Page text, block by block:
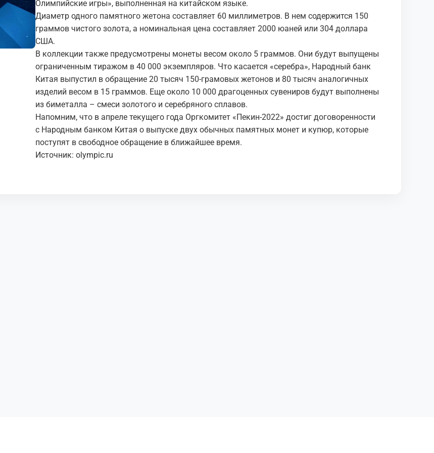
Олимпийские игры», выполненная на китайском языке.
Диаметр одного памятного жетона составляет 60 миллиметров. В нем содержится 150
граммов чистого золота, а номинальная цена составляет 2000 юаней или 304 доллара
США.
В коллекции также предусмотрены монеты весом около 5 граммов. Они будут выпущены
ограниченным тиражом в 40 000 экземпляров. Что касается «серебра», Народный банк
Китая выпустил в обращение 20 тысяч 150-грамовых жетонов и 80 тысяч аналогичных
изделий весом в 15 граммов. Еще около 10 000 драгоценных сувениров будут выполнены
из биметалла – смеси золотого и серебряного сплавов.
Напомним, что в апреле текущего года Оргкомитет «Пекин-2022» достиг договоренности
с Народным банком Китая о выпуске двух обычных памятных монет и купюр, которые
поступят в свободное обращение в ближайшее время.
Источник: olympic.ru